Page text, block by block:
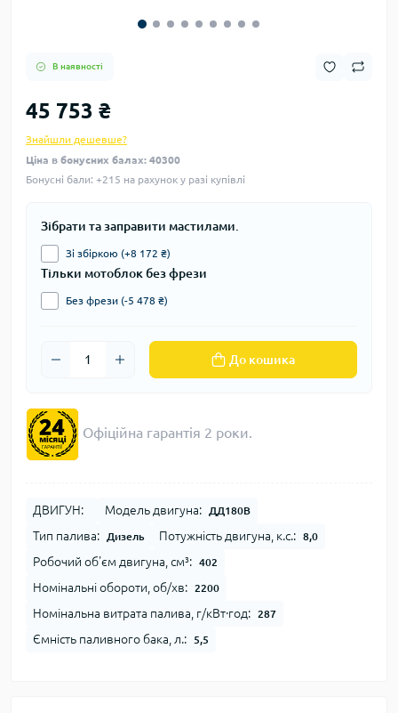
В наявності
45 753 ₴
Знайшли дешевше?
Ціна в бонусних балах: 40300
Бонусні бали: +215 на рахунок у разі купівлі
Зібрати та заправити мастилами.
Зі збіркою (+8 172 ₴)
Тільки мотоблок без фрези
Без фрези (-5 478 ₴)
До кошика
Офіційна гарантія 2 роки.
ДВИГУН: Модель двигуна: ДД180В
Тип палива: Дизель Потужність двигуна, к.с.: 8,0
Робочий об'єм двигуна, см³: 402
Номінальні обороти, об/хв: 2200
Номінальна витрата палива, г/кВт∙год: 287
Ємність паливного бака, л.: 5,5